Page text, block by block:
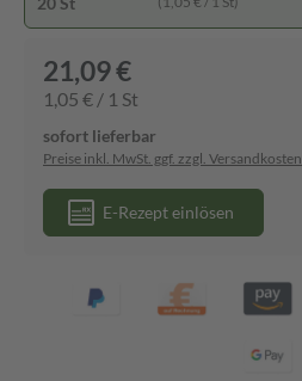
21,09 €
1,05 € / 1 St
sofort lieferbar
Preise inkl. MwSt. ggf. zzgl. Versandkosten
E-Rezept einlösen